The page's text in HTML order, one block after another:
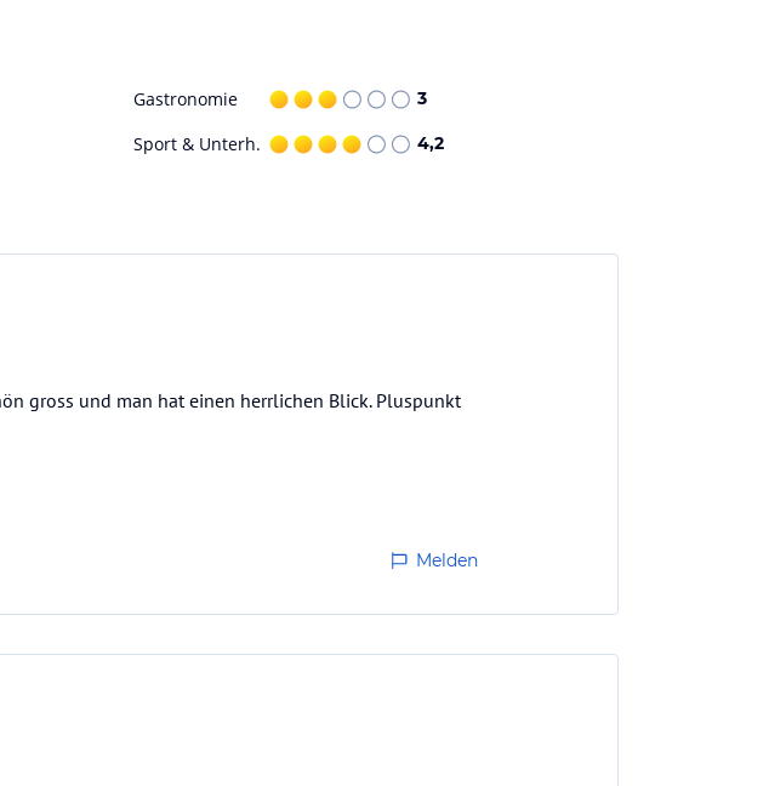
Gastronomie 3
Sport & Unterh. 4,2
gross und man hat einen herrlichen Blick. Pluspunkt
Melden